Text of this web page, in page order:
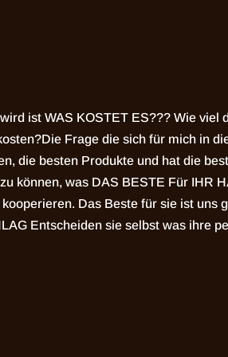
ist WAS KOSTET ES??? Wie
Frage die sich für mich in
die besten Produkte und hat die
können, was DAS BESTE Für IHR
Das Beste für sie ist uns
Entscheiden sie selbst was ihre